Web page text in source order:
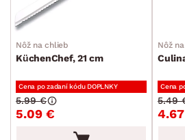
Nôž na chlieb
KüchenChef, 21 cm
Cena po zadaní kódu DOPLNKY
5.09 €
5.99 €
Nôž
Cena
5.49